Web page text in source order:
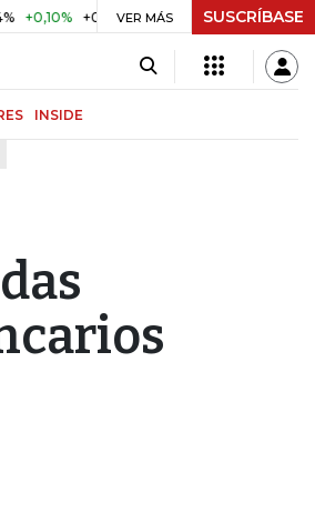
+0,98% UVR $ 416,91 +$ 0,05 +0,01%
VER MÁS SUSCRÍBASE
INSIDE